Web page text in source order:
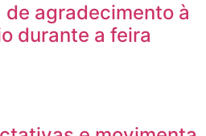
de agradecimento à
durante a feira